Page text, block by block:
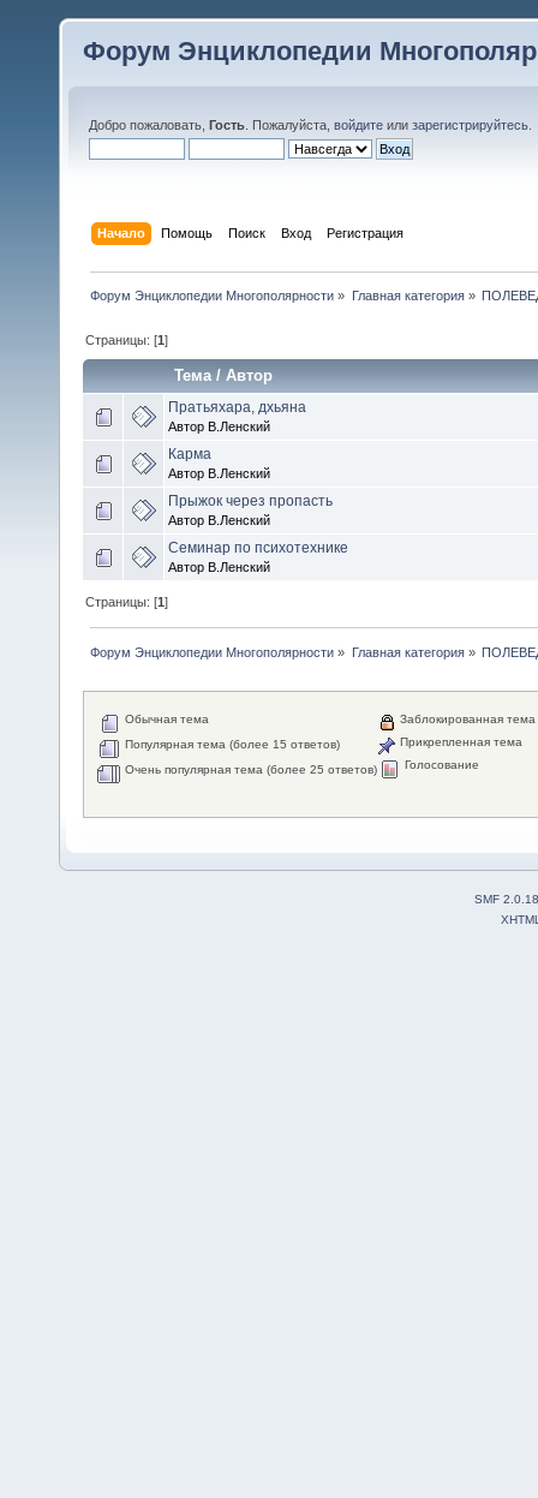
Форум Энциклопедии
Добро пожаловать, Гость . Пожалуйста, войдите или зарегистрируйтесь
Начало Помощь Поиск Вход Регистрация
Форум Энциклопедии Многополярности » Главная категория»
Страницы: [1]
Тема/Автор
Пратьяхара, дхьяна
Автор В.Ленский
Карма
Автор В.Ленский
Прыжок через пропасть
Автор В.Ленский
Семинар по психотехнике
Автор В.Ленский
Страницы: [1]
Форум Энциклопедии Многополярности » Главная категория»
Обычная тема
Популярная тема (более 15 ответов)
Очень популярная тема (более 25 ответов)
Заблокированная тема
Прикрепленная тема
Голосование
SMF 2.0.18